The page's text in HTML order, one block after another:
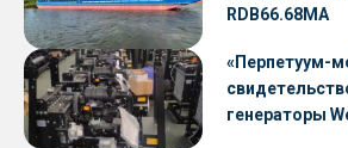
RDB66.68МА
«Перпетуум-
генераторы